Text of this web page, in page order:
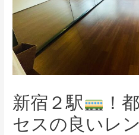
新宿２駅
！
セスの良いレ